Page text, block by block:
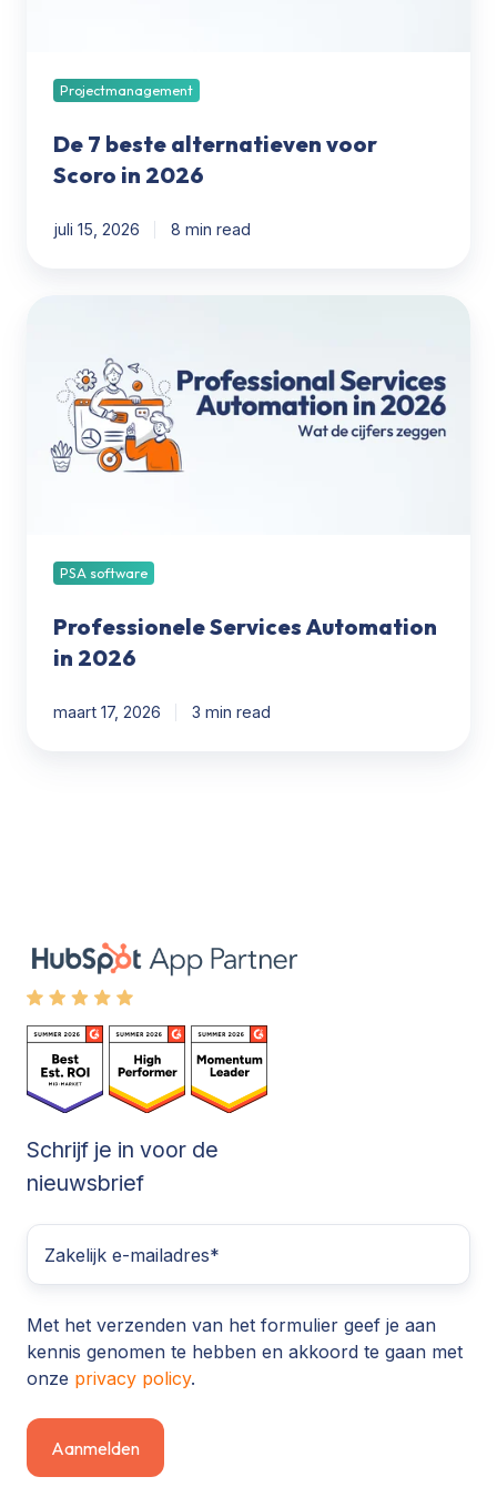
Projectmanagement
De 7 beste alternatieven voor
Scoro in 2026
juli 15, 2026 8 min read
Automation
2026
PSA software
Professionele Services Automation
in 2026
maart 17, 2026 3 min read
Schrijf je in voor de
nieuwsbrief
Met het verzenden van het formulier geef je aan
kennis genomen te hebben en akkoord te gaan met
onze privacy policy.